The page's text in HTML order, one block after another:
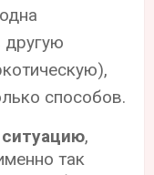
другую
способов.
,
так